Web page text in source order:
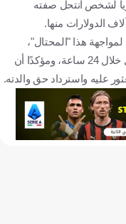
لشخص انتحل صفته
الدولارات منها.
هذا "المحتال"،
متعهدًا بملاحقته "كالشياطين" إذا لم تُعاد الأموال خلال 24 ساعة، ومؤكدًا أن
عليه واسترداد حق والدته.